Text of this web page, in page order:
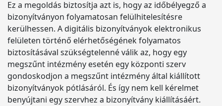
Ez a megoldás biztosítja azt is, hogy az időbélyegző a
bizonyítványon folyamatosan felülhitelesítésre
kerülhessen. A digitális bizonyítványok elektronikus
felületen történő elérhetőségének folyamatos
biztosításával szükségtelenné válik az, hogy egy
megszűnt intézmény esetén egy központi szerv
gondoskodjon a megszűnt intézmény által kiállított
bizonyítványok pótlásáról. És így nem kell kérelmet
benyújtani egy szervhez a bizonyítvány kiállításáért.